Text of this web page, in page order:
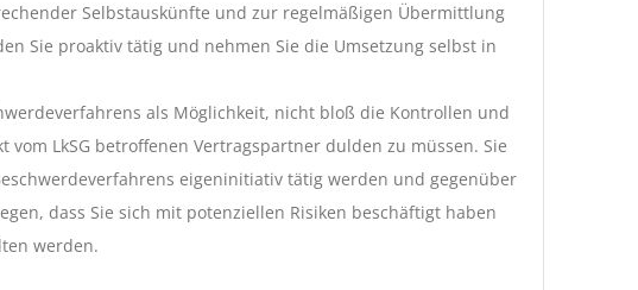
Selbstauskünfte und zur regelmäßigen Übermittlung
Sie proaktiv tätig und nehmen Sie die Umsetzung selbst in
als Möglichkeit, nicht bloß die Kontrollen und
vom LkSG betroffenen Vertragspartner dulden zu müssen. Sie
eigeninitiativ tätig werden und gegenüber
dass Sie sich mit potenziellen Risiken beschäftigt haben
werden.